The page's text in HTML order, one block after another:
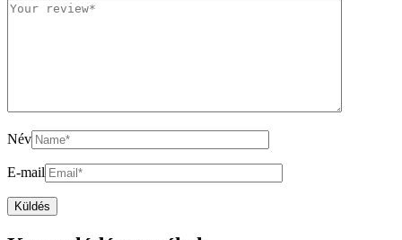
Név
E-mail